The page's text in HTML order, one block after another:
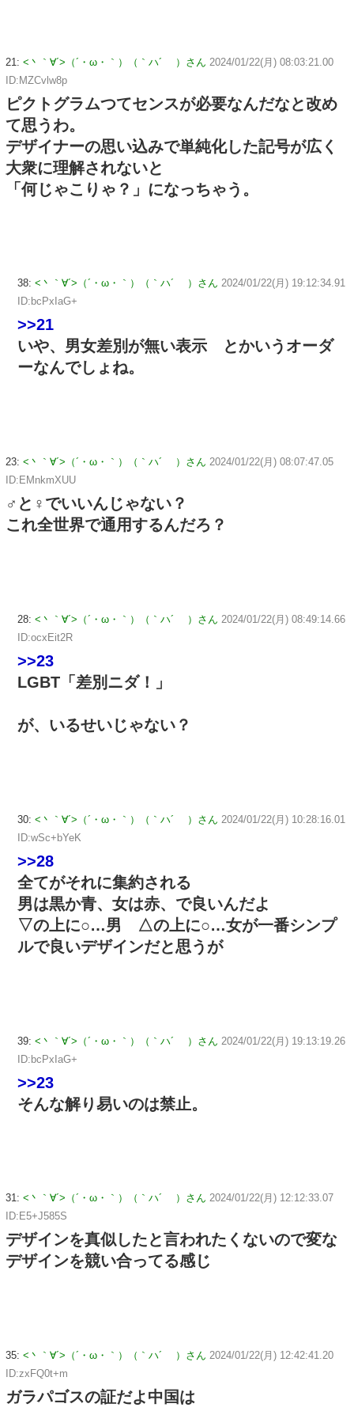
21: <丶｀∀´>（´・ω・｀）（｀ハ´ ）さん 2024/01/22(月) 08:03:21.00
ID:MZCvlw8p
ピクトグラムつてセンスが必要なんだなと改め
て思うわ。
デザイナーの思い込みで単純化した記号が広く
大衆に理解されないと
「何じゃこりゃ？」になっちゃう。
38: <丶｀∀´>（´・ω・｀）（｀ハ´ ）さん 2024/01/22(月) 19:12:34.91
ID:bcPxIaG+
>>21
いや、男女差別が無い表示 とかいうオーダ
ーなんでしょね。
23: <丶｀∀´>（´・ω・｀）（｀ハ´ ）さん 2024/01/22(月) 08:07:47.05
ID:EMnkmXUU
♂と♀でいいんじゃない？
これ全世界で通用するんだろ？
28: <丶｀∀´>（´・ω・｀）（｀ハ´ ）さん 2024/01/22(月) 08:49:14.66
ID:ocxEit2R
>>23
LGBT「差別ニダ！」
が、いるせいじゃない？
30: <丶｀∀´>（´・ω・｀）（｀ハ´ ）さん 2024/01/22(月) 10:28:16.01
ID:wSc+bYeK
>>28
全てがそれに集約される
男は黒か青、女は赤、で良いんだよ
▽の上に○…男 △の上に○…女が一番シンプ
ルで良いデザインだと思うが
39: <丶｀∀´>（´・ω・｀）（｀ハ´ ）さん 2024/01/22(月) 19:13:19.26
ID:bcPxIaG+
>>23
そんな解り易いのは禁止。
31: <丶｀∀´>（´・ω・｀）（｀ハ´ ）さん 2024/01/22(月) 12:12:33.07
ID:E5+J585S
デザインを真似したと言われたくないので変な
デザインを競い合ってる感じ
35: <丶｀∀´>（´・ω・｀）（｀ハ´ ）さん 2024/01/22(月) 12:42:41.20
ID:zxFQ0t+m
ガラパゴスの証だよ中国は